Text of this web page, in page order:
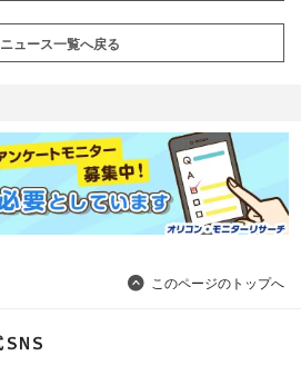
ニュース一覧へ戻る
このページのトップへ